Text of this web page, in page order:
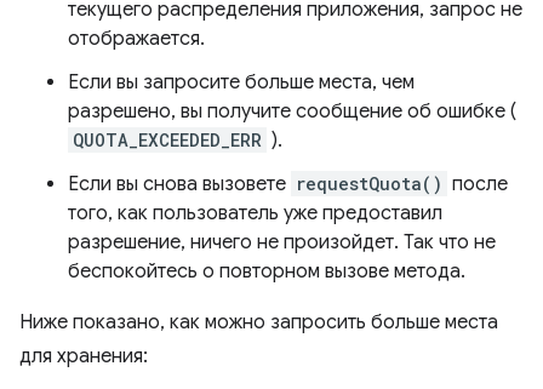
текущего распределения приложения, запрос не
отображается.
Если вы запросите больше места, чем
разрешено, вы получите сообщение об ошибке (
QUOTA_EXCEEDED_ERR ).
Если вы снова вызовете requestQuota() после
того, как пользователь уже предоставил
разрешение, ничего не произойдет. Так что не
беспокойтесь о повторном вызове метода.
Ниже показано, как можно запросить больше места
для хранения: